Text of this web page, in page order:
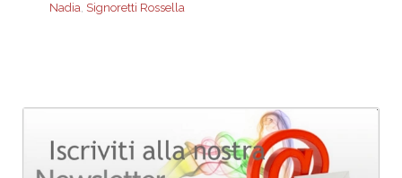
Nadia, Signoretti Rossella